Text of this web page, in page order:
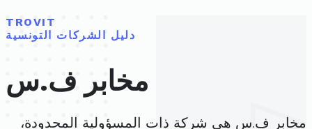
TROVIT
دليل الشركات التونسية
مخابر ف.س
مخابر ف.س هي شركة ذات المسؤولية المحدودة،